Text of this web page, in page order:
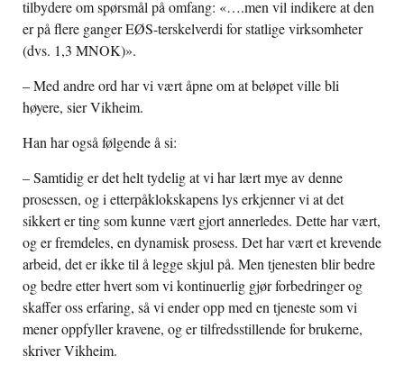
tilbydere om spørsmål på omfang: «….men vil indikere at den
er på flere ganger EØS-terskelverdi for statlige virksomheter
(dvs. 1,3 MNOK)».
– Med andre ord har vi vært åpne om at beløpet ville bli
høyere, sier Vikheim.
Han har også følgende å si:
– Samtidig er det helt tydelig at vi har lært mye av denne
prosessen, og i etterpåklokskapens lys erkjenner vi at det
sikkert er ting som kunne vært gjort annerledes. Dette har vært,
og er fremdeles, en dynamisk prosess. Det har vært et krevende
arbeid, det er ikke til å legge skjul på. Men tjenesten blir bedre
og bedre etter hvert som vi kontinuerlig gjør forbedringer og
skaffer oss erfaring, så vi ender opp med en tjeneste som vi
mener oppfyller kravene, og er tilfredsstillende for brukerne,
skriver Vikheim.